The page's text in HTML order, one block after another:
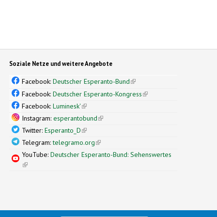
Soziale Netze und weitere Angebote
Facebook:Deutscher Esperanto-Bund(link is external)
Facebook:Deutscher Esperanto-Kongress(link is external)
Facebook:Luminesk'(link is external)
Instagram:esperantobund(link is external)
Twitter:Esperanto_D(link is external)
Telegram:telegramo.org(link is external)
YouTube:Deutscher Esperanto-Bund: Sehenswertes
(link is external)